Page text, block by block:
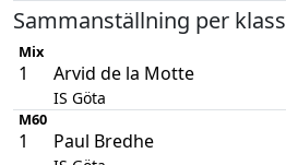
Sammanställning per klass
Mix
1 Arvid de la Motte
IS Göta
M60
1 Paul Bredhe